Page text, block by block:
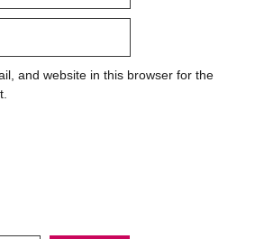
and website in this browser for the